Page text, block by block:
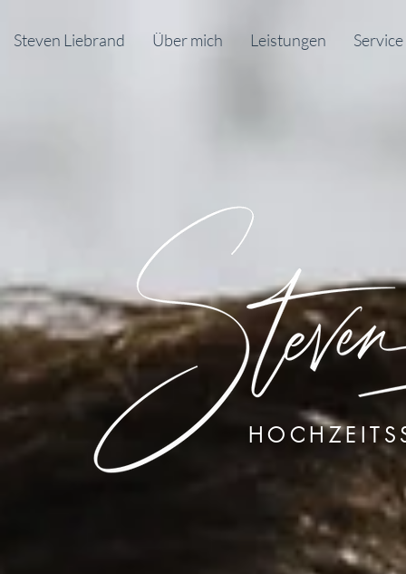
Steven Liebrand Über mich Leistungen Service